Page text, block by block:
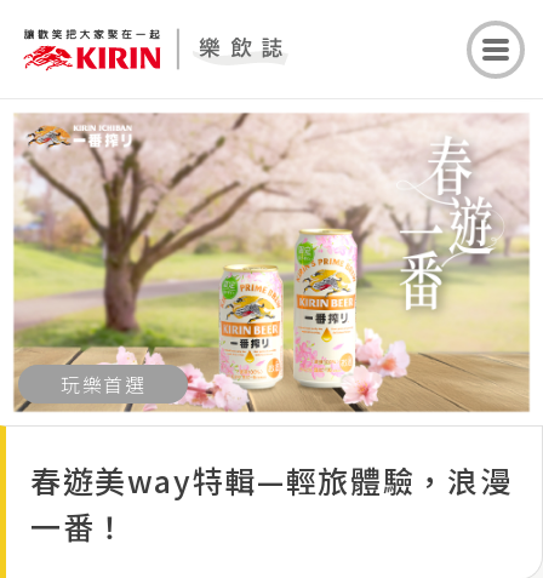
玩樂首選
春遊美way特輯—輕旅體驗，浪漫
一番！